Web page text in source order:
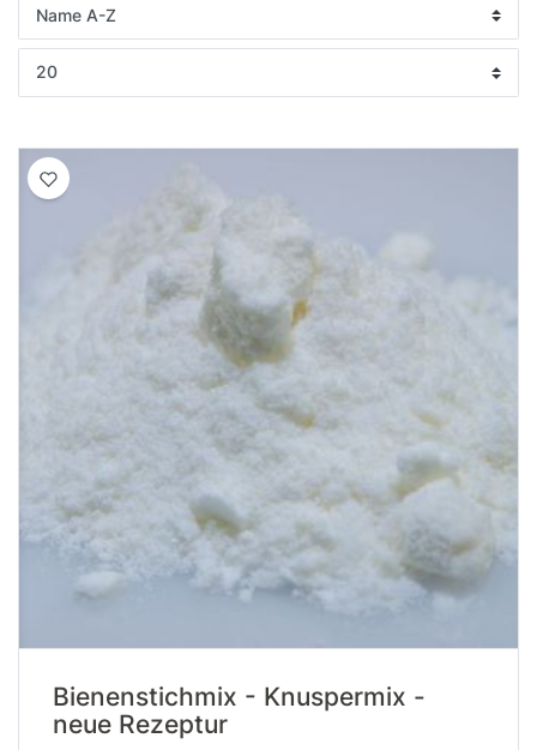
Bienenstichmix - Knuspermix -
neue Rezeptur